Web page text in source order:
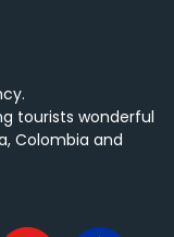
tourists wonderful
Colombia and